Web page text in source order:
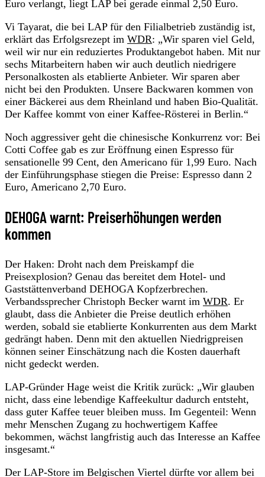
Euro verlangt, liegt LAP bei gerade einmal 2,50 Euro.
Vi Tayarat, die bei LAP für den Filialbetrieb zuständig ist,
erklärt das Erfolgsrezept im WDR: „Wir sparen viel Geld,
weil wir nur ein reduziertes Produktangebot haben. Mit nur
sechs Mitarbeitern haben wir auch deutlich niedrigere
Personalkosten als etablierte Anbieter. Wir sparen aber
nicht bei den Produkten. Unsere Backwaren kommen von
einer Bäckerei aus dem Rheinland und haben Bio-Qualität.
Der Kaffee kommt von einer Kaffee-Rösterei in Berlin.“
Noch aggressiver geht die chinesische Konkurrenz vor: Bei
Cotti Coffee gab es zur Eröffnung einen Espresso für
sensationelle 99 Cent, den Americano für 1,99 Euro. Nach
der Einführungsphase stiegen die Preise: Espresso dann 2
Euro, Americano 2,70 Euro.
DEHOGA warnt: Preiserhöhungen werden
kommen
Der Haken: Droht nach dem Preiskampf die
Preisexplosion? Genau das bereitet dem Hotel- und
Gaststättenverband DEHOGA Kopfzerbrechen.
Verbandssprecher Christoph Becker warnt im WDR. Er
glaubt, dass die Anbieter die Preise deutlich erhöhen
werden, sobald sie etablierte Konkurrenten aus dem Markt
gedrängt haben. Denn mit den aktuellen Niedrigpreisen
können seiner Einschätzung nach die Kosten dauerhaft
nicht gedeckt werden.
LAP-Gründer Hage weist die Kritik zurück: „Wir glauben
nicht, dass eine lebendige Kaffeekultur dadurch entsteht,
dass guter Kaffee teuer bleiben muss. Im Gegenteil: Wenn
mehr Menschen Zugang zu hochwertigem Kaffee
bekommen, wächst langfristig auch das Interesse an Kaffee
insgesamt.“
Der LAP-Store im Belgischen Viertel dürfte vor allem bei